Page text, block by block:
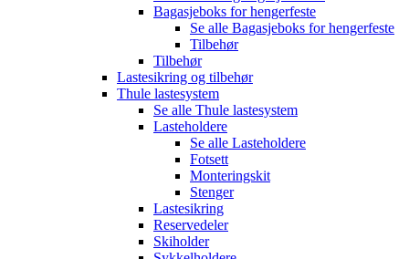
Bagasjeboks for hengerfeste
Se alle Bagasjeboks for hengerfeste
Tilbehør
Tilbehør
Lastesikring og tilbehør
Thule lastesystem
Se alle Thule lastesystem
Lasteholdere
Se alle Lasteholdere
Fotsett
Monteringskit
Stenger
Lastesikring
Reservedeler
Skiholder